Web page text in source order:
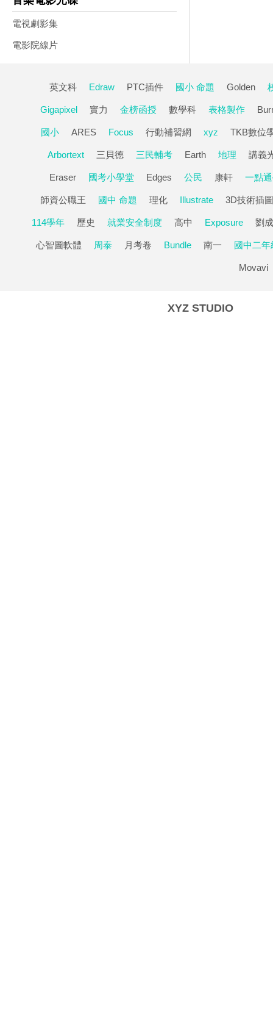
電視劇影集
電影院線片
英文科 Edraw PTC插件 國小 命題 Golden
Gigapixel 實力 金榜函授 數學科 表格製作
國小 ARES Focus 行動補習網 xyz TKB數位
Arbortext 三貝德 三民輔考 Earth 地理 講義
Eraser 國考小學堂 Edges 公民 康軒 一點
師資公職王 國中 命題 理化 Illustrate 3D技術插圖
114學年 歷史 就業安全制度 高中 Exposure 劉
心智圖軟體 周泰 月考卷 Bundle 南一 國中二年
Movavi
XYZ STUDIO